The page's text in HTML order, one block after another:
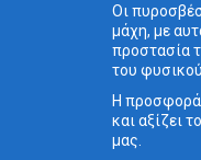
Οι
μάχη, με
προστασία
του
Η προσφορά
και αξίζει
μας.